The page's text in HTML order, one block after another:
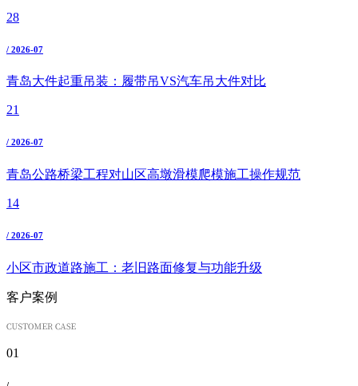
28
/ 2026-07
青岛大件起重吊装：履带吊VS汽车吊大件对比
21
/ 2026-07
青岛公路桥梁工程对山区高墩滑模爬模施工操作规范
14
/ 2026-07
小区市政道路施工：老旧路面修复与功能升级
客户案例
01